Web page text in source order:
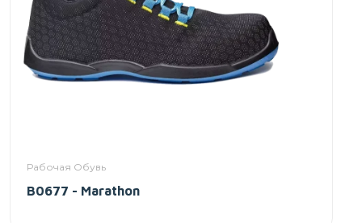
Рабочая Обувь
B0677 - Marathon